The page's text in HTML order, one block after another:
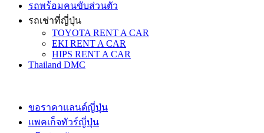
รถพร้อมคนขับส่วนตัว
รถเช่าที่ญี่ปุ่น
TOYOTA RENT A CAR
EKI RENT A CAR
HIPS RENT A CAR
Thailand DMC
ขอราคาแลนด์ญี่ปุ่น
แพคเก็จทัวร์ญี่ปุ่น